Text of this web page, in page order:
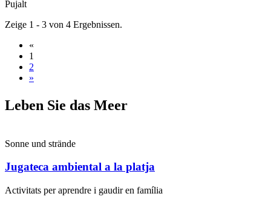
Pujalt
Zeige 1 - 3 von 4 Ergebnissen.
«
1
2
»
Leben Sie das Meer
Sonne und strände
Jugateca ambiental a la platja
Activitats per aprendre i gaudir en família